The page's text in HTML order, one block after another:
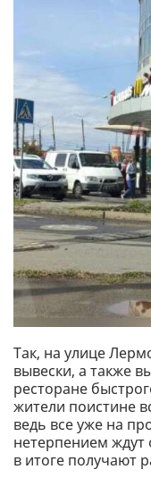
Так, на улице
вывески, а также
ресторане
жители поистине
ведь все уже на
нетерпением ждут
в итоге получают